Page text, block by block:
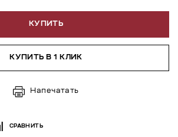
КУПИТЬ
КУПИТЬ В 1 КЛИК
Напечатать
СРАВНИТЬ